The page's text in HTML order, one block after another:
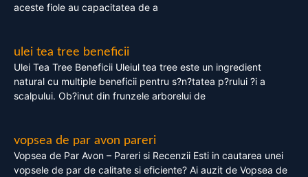
aceste fiole au capacitatea de a
ulei tea tree beneficii
Ulei Tea Tree Beneficii Uleiul tea tree este un ingredient
natural cu multiple beneficii pentru s?n?tatea p?rului ?i a
scalpului. Ob?inut din frunzele arborelui de
vopsea de par avon pareri
Vopsea de Par Avon – Pareri si Recenzii Esti in cautarea unei
vopsele de par de calitate si eficiente? Ai auzit de Vopsea de